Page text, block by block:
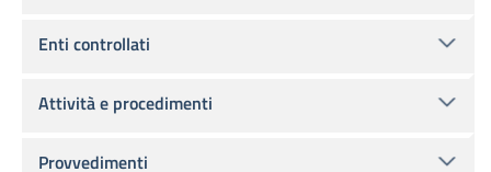
Enti controllati
Attività e procedimenti
Provvedimenti